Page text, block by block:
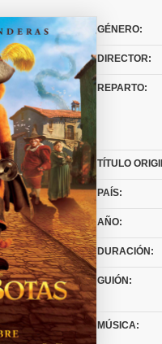
GÉNERO:
DIRECTOR:
REPARTO:
TÍTULO
PAÍS:
AÑO:
DURACIÓN:
GUIÓN:
MÚSICA: